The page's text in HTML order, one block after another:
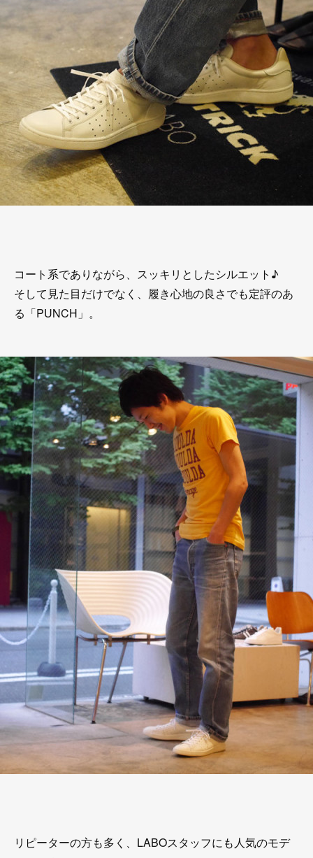
コート系でありながら、スッキリとしたシルエット♪
そして見た目だけでなく、履き心地の良さでも定評のあ
る「PUNCH」。
リピーターの方も多く、LABOスタッフにも人気のモデ